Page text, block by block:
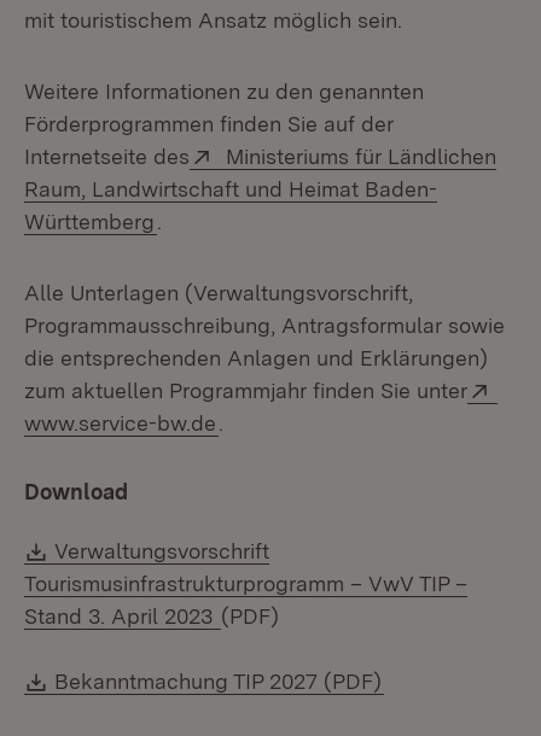
mit touristischem Ansatz möglich sein.
Weitere Informationen zu den genannten
Förderprogrammen finden Sie auf der
Internetseite des
Extern:
Ministeriums für Ländlichen
Raum, Landwirtschaft und Heimat Baden-
Württemberg
Alle Unterlagen (Verwaltungsvorschrift,
Programmausschreibung, Antragsformular sowie
die entsprechenden Anlagen und Erklärungen)
zum aktuellen Programmjahr finden Sie unter
www.service-bw.de
Download
Download:
Verwaltungsvorschrift
Tourismusinfrastrukturprogramm – VwV TIP –
Stand 3. April 2023 (Öffnet in neuem Fenster)
(PDF)
Download:
Bekanntmachung TIP 2027 (PDF)